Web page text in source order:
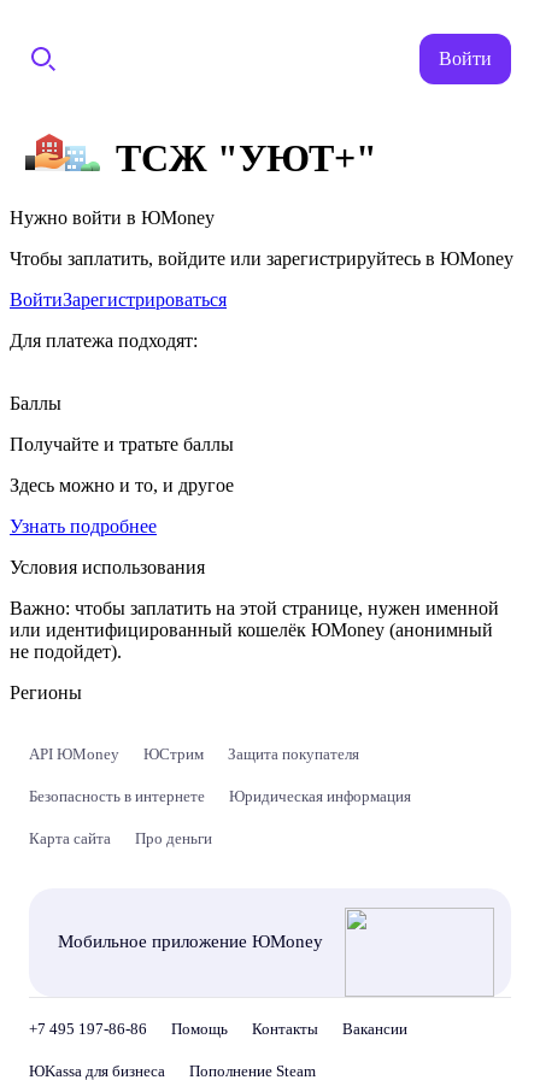
Войти
ТСЖ "УЮТ+"
Нужно войти в ЮMoney
Чтобы заплатить, войдите или зарегистрируйтесь в ЮMoney
ВойтиЗарегистрироваться
Для платежа подходят:
Баллы
Получайте и тратьте баллы
Здесь можно и то, и другое
Узнать подробнее
Условия использования
Важно: чтобы заплатить на этой странице, нужен именной
или идентифицированный кошелёк ЮMoney (анонимный
не подойдет).
Регионы
API ЮMoney ЮСтрим Защита покупателя
Безопасность в интернете Юридическая информация
Карта сайта Про деньги
Мобильное приложение ЮMoney
+7 495 197-86-86 Помощь Контакты Вакансии
ЮKassa для бизнеса Пополнение Steam